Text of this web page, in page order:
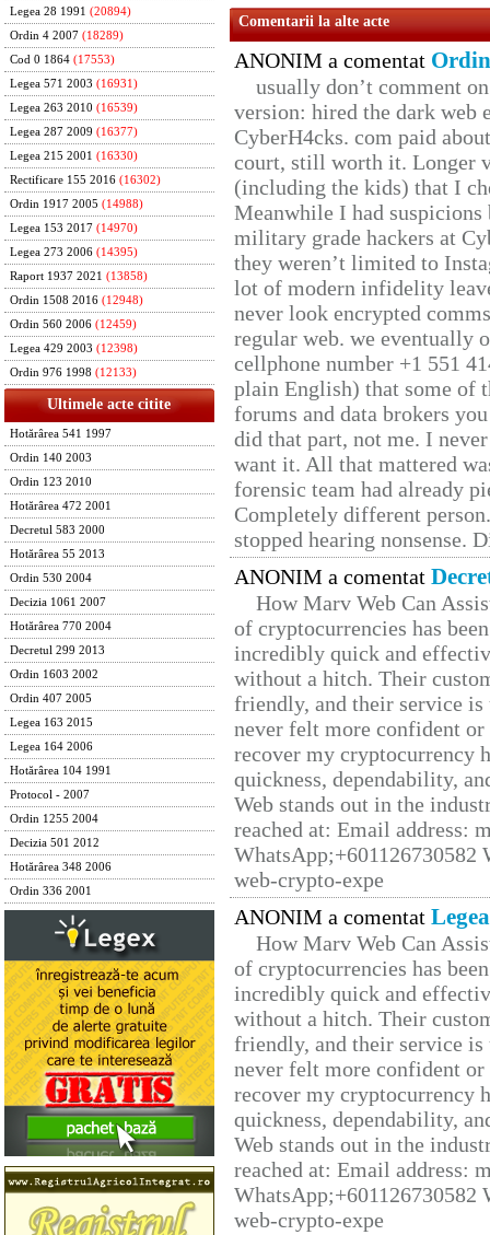
Legea 28 1991 (20894)
Ordin 4 2007 (18289)
Cod 0 1864 (17553)
Legea 571 2003 (16931)
Legea 263 2010 (16539)
Legea 287 2009 (16377)
Legea 215 2001 (16330)
Rectificare 155 2016 (16302)
Ordin 1917 2005 (14988)
Legea 153 2017 (14970)
Legea 273 2006 (14395)
Raport 1937 2021 (13858)
Ordin 1508 2016 (12948)
Ordin 560 2006 (12459)
Legea 429 2003 (12398)
Ordin 976 1998 (12133)
Ultimele acte citite
Hotărârea 541 1997
Ordin 140 2003
Ordin 123 2010
Hotărârea 472 2001
Decretul 583 2000
Hotărârea 55 2013
Ordin 530 2004
Decizia 1061 2007
Hotărârea 770 2004
Decretul 299 2013
Ordin 1603 2002
Ordin 407 2005
Legea 163 2015
Legea 164 2006
Hotărârea 104 1991
Protocol - 2007
Ordin 1255 2004
Decizia 501 2012
Hotărârea 348 2006
Ordin 336 2001
Comentarii la alte acte
ANONIM a comentat
usually don’t comment
version: hired the dark web
CyberH4cks. com paid
court, still worth it. Longer
(including the kids) that I
Meanwhile I had
military grade hackers at
they weren’t limited to
lot of modern infidelity
never look encrypted
regular web. we eventually
cellphone number +1 551
plain English) that some of
forums and data brokers
did that part, not me. I
want it. All that mattered
forensic team had already
Completely different
stopped hearing nonsense.
ANONIM a comentat
How Marv Web Can
of cryptocurrencies has
incredibly quick and
without a hitch. Their
friendly, and their service
never felt more confident
recover my cryptocurrency
quickness, dependability,
Web stands out in the
reached at: Email address:
web-crypto-expe
ANONIM a comentat
How Marv Web Can
of cryptocurrencies has
incredibly quick and
without a hitch. Their
friendly, and their service
never felt more confident
recover my cryptocurrency
quickness, dependability,
Web stands out in the
reached at: Email address:
web-crypto-expe